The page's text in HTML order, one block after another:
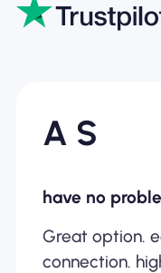
A S
have no
Great option.
connection.